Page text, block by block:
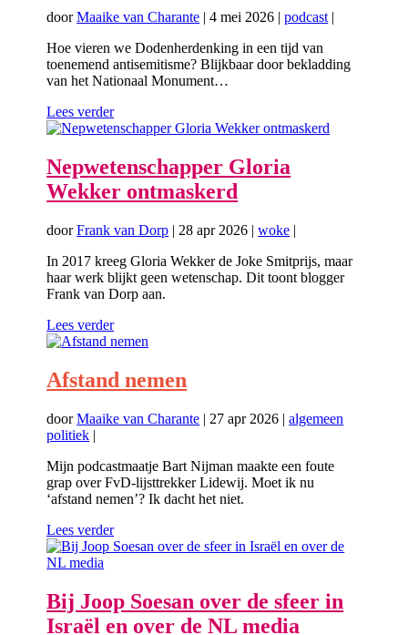
doorMaaike van Charante |4 mei 2026 |podcast |
Hoe vieren we Dodenherdenking in een tijd van
toenemend antisemitisme? Blijkbaar door bekladding
van het Nationaal Monument…
Lees verder
Nepwetenschapper Gloria
Wekker ontmaskerd
doorFrank van Dorp | 28 apr 2026 |woke |
In 2017 kreeg Gloria Wekker de Joke Smitprijs, maar
haar werk blijkt geen wetenschap. Dit toont blogger
Frank van Dorp aan.
Lees verder
Afstand nemen
doorMaaike van Charante | 27 apr 2026 |algemeen
politiek |
Mijn podcastmaatje Bart Nijman maakte een foute
grap over FvD-lijsttrekker Lidewij. Moet ik nu
‘afstand nemen’? Ik dacht het niet.
Lees verder
Bij Joop Soesan over de sfeer in
Israël en over de NL media